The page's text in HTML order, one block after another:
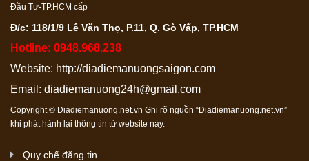
Đầu Tư-TP.HCM cấp
Đ/c: 118/1/9 Lê Văn Thọ, P.11, Q. Gò Vấp, TP.HCM
Hotline: 0948.968.238
Website: http://diadiemanuongsaigon.com
Email: diadiemanuong24h@gmail.com
Copyright © Diadiemanuong.net.vn Ghi rõ nguồn “Diadiemanuong.net.vn”
khi phát hành lại thông tin từ website này.
Quy chế đăng tin